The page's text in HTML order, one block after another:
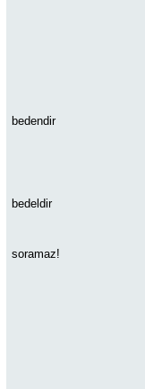
bedendir
bedeldir
soramaz!